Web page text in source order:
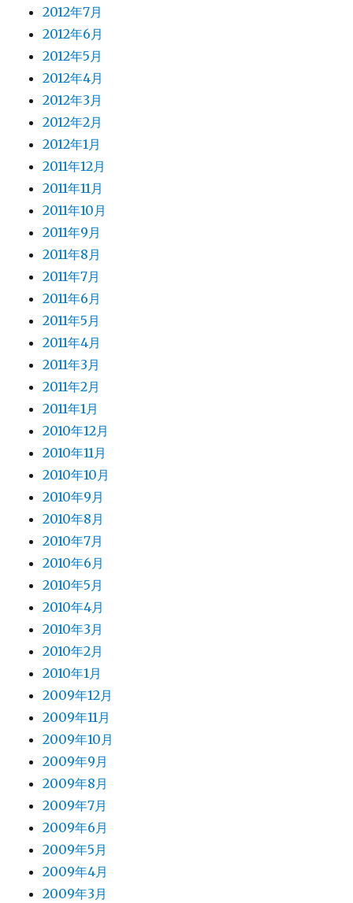
2012年7月
2012年6月
2012年5月
2012年4月
2012年3月
2012年2月
2012年1月
2011年12月
2011年11月
2011年10月
2011年9月
2011年8月
2011年7月
2011年6月
2011年5月
2011年4月
2011年3月
2011年2月
2011年1月
2010年12月
2010年11月
2010年10月
2010年9月
2010年8月
2010年7月
2010年6月
2010年5月
2010年4月
2010年3月
2010年2月
2010年1月
2009年12月
2009年11月
2009年10月
2009年9月
2009年8月
2009年7月
2009年6月
2009年5月
2009年4月
2009年3月